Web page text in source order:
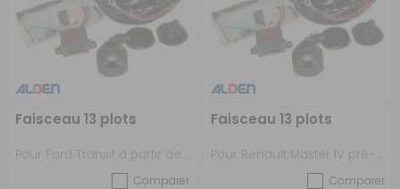
Faisceau 13 plots
Comparer
Faisceau 13 plots
Comparer